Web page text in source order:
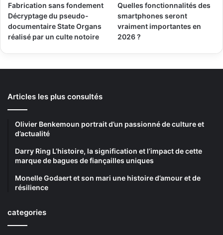
Fabrication sans fondement
Décryptage du pseudo-
documentaire State Organs
réalisé par un culte notoire
Quelles fonctionnalités des
smartphones seront
vraiment importantes en
2026 ?
Articles les plus consultés
Olivier Benkemoun portrait d’un passionné de culture et
d’actualité
Darry Ring L’histoire, la signification et l’impact de cette
marque de bagues de fiançailles uniques
Monelle Godaert et son mari une histoire d’amour et de
résilience
categories